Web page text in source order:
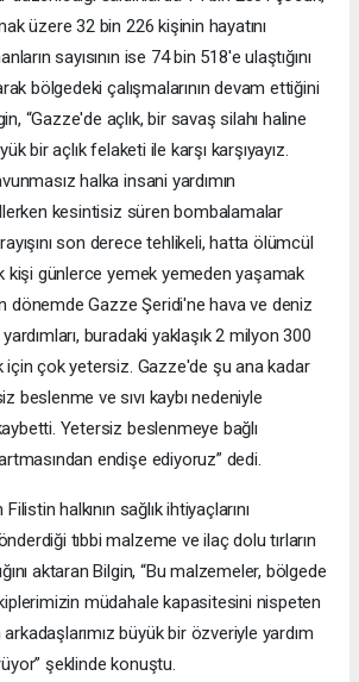
üzere 32 bin 226 kişinin hayatını
sayısının ise 74 bin 518'e ulaştığını
bölgedeki çalışmalarının devam ettiğini
“Gazze'de açlık, bir savaş silahı haline
bir açlık felaketi ile karşı karşıyayız.
halka insani yardımın
kesintisiz süren bombalamalar
son derece tehlikeli, hatta ölümcül
kişi günlerce yemek yemeden yaşamak
dönemde Gazze Şeridi'ne hava ve deniz
buradaki yaklaşık 2 milyon 300
için çok yetersiz. Gazze'de şu ana kadar
beslenme ve sıvı kaybı nedeniyle
Yetersiz beslenmeye bağlı
endişe ediyoruz” dedi.
Filistin halkının sağlık ihtiyaçlarını
tıbbi malzeme ve ilaç dolu tırların
aktaran Bilgin, “Bu malzemeler, bölgede
müdahale kapasitesini nispeten
büyük bir özveriyle yardım
şeklinde konuştu.